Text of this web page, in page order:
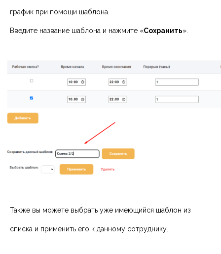
график при помощи шаблона.
Введите название шаблона и нажмите «Сохранить».
Также вы можете выбрать уже имеющийся шаблон из
списка и применить его к данному сотруднику.